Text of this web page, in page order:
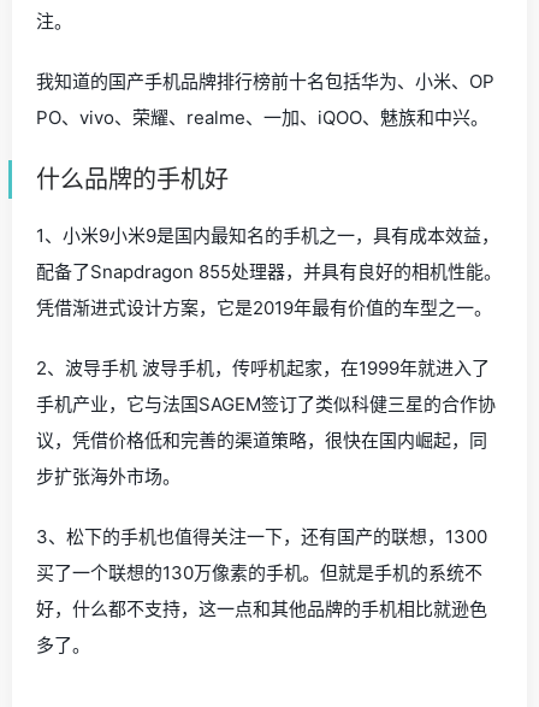
注。
我知道的国产手机品牌排行榜前十名包括华为、小米、OP
PO、vivo、荣耀、realme、一加、iQOO、魅族和中兴。
什么品牌的手机好
1、小米9小米9是国内最知名的手机之一，具有成本效益，
配备了Snapdragon 855处理器，并具有良好的相机性能。
凭借渐进式设计方案，它是2019年最有价值的车型之一。
2、波导手机 波导手机，传呼机起家，在1999年就进入了
手机产业，它与法国SAGEM签订了类似科健三星的合作协
议，凭借价格低和完善的渠道策略，很快在国内崛起，同
步扩张海外市场。
3、松下的手机也值得关注一下，还有国产的联想，1300
买了一个联想的130万像素的手机。但就是手机的系统不
好，什么都不支持，这一点和其他品牌的手机相比就逊色
多了。